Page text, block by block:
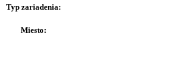
Typ zariadenia:
Miesto: